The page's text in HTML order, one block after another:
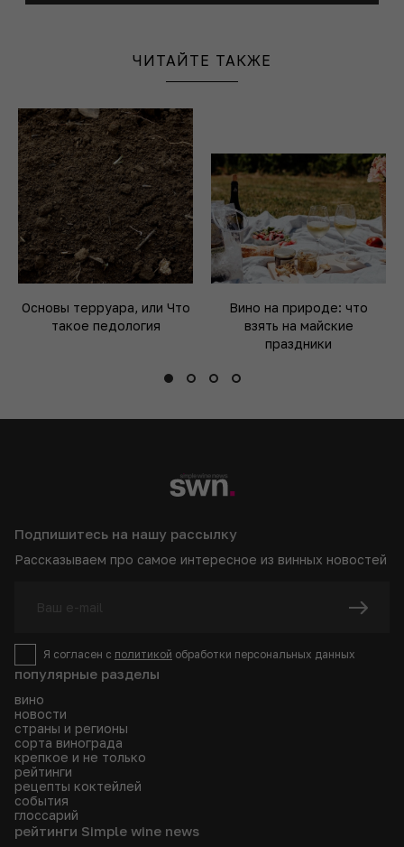
ЧИТАЙТЕ ТАКЖЕ
Основы терруара, или Что
такое педология
Вино на природе: что
взять на майские
праздники
популярные разделы
вино
новости
страны и регионы
сорта винограда
крепкое и не только
рейтинги
рецепты коктейлей
события
глоссарий
рейтинги Simple wine news
Подпишитесь на нашу рассылку
Рассказываем про самое интересное из винных новостей
Я согласен с политикой обработки персональных данных